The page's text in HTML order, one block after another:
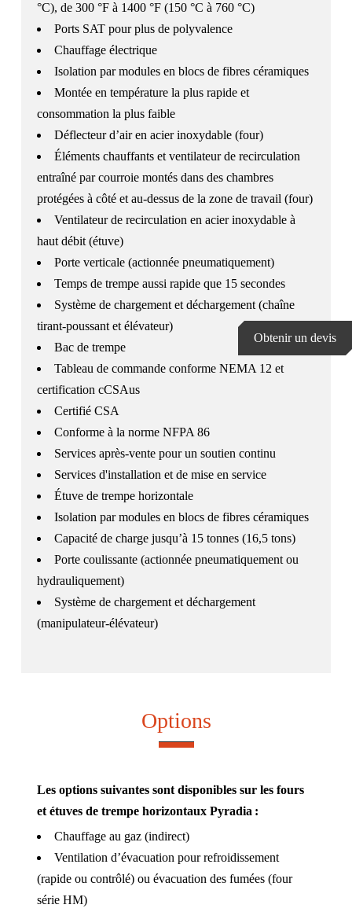
Obtenir un devis
°C), de 300 °F à 1400 °F (150 °C à 760 °C)
Ports SAT pour plus de polyvalence
Chauffage électrique
Isolation par modules en blocs de fibres céramiques
Montée en température la plus rapide et
consommation la plus faible
Déflecteur d’air en acier inoxydable (four)
Éléments chauffants et ventilateur de recirculation
entraîné par courroie montés dans des chambres
protégées à côté et au-dessus de la zone de travail (four)
Ventilateur de recirculation en acier inoxydable à
haut débit (étuve)
Porte verticale (actionnée pneumatiquement)
Temps de trempe aussi rapide que 15 secondes
Système de chargement et déchargement (chaîne
tirant-poussant et élévateur)
Bac de trempe
Tableau de commande conforme NEMA 12 et
certification cCSAus
Certifié CSA
Conforme à la norme NFPA 86
Services après-vente pour un soutien continu
Services d'installation et de mise en service
Étuve de trempe horizontale
Isolation par modules en blocs de fibres céramiques
Capacité de charge jusqu’à 15 tonnes (16,5 tons)
Porte coulissante (actionnée pneumatiquement ou
hydrauliquement)
Système de chargement et déchargement
(manipulateur-élévateur)
Options
Les options suivantes sont disponibles sur les fours
et étuves de trempe horizontaux Pyradia :
Chauffage au gaz (indirect)
Ventilation d’évacuation pour refroidissement
(rapide ou contrôlé) ou évacuation des fumées (four
série HM)